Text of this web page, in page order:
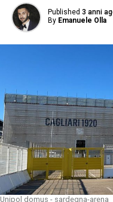
Published 3 anni
By Emanuele Olla
Unipol domus - sardegna-arena